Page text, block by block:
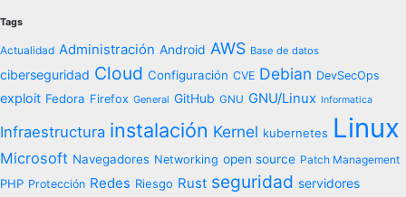
Tags
Actualidad Administración Android AWS Base de datos
ciberseguridad Cloud Configuración CVE Debian DevSecOps
exploit Fedora Firefox General GitHub GNU GNU/Linux Informatica
Infraestructura instalación Kernel kubernetes Linux
Microsoft Navegadores Networking open source Patch Management
PHP Protección Redes Riesgo Rust seguridad servidores